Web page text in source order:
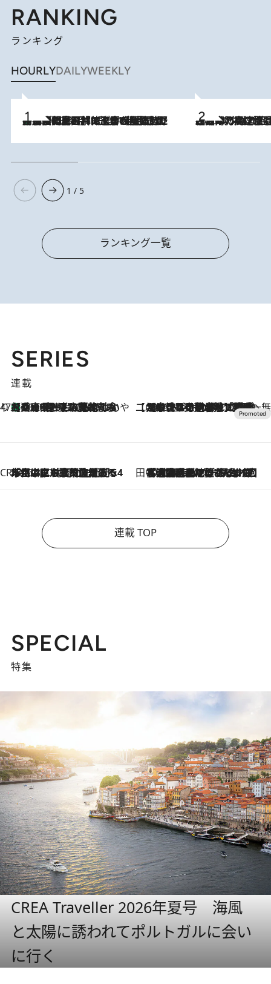
RANKING
ランキング
HOURLYDAILYWEEKLY
2026.8.8
「最後に見られてよかった」上野動物園の東園パンダ舎が解体前に特別公開。8月16日まで延長されたパネル展と共に辿る“半世紀”のパンダ飼育《解体工事の図面あり》 2026.8.7
「湘南乃風に憧れて」観客大盛上がりの“タオル回し”に、ラッパー顔負けの高速歌唱まで…さだまさし（74）のアグレッシブすぎる現在地
1 / 5
ランキング一覧
SERIES
連載
47都道府県の手みやげ ひんやりスイーツで夏を満喫
2026.8.8
【兵庫県】この夏絶対食べたい 冷やしておいしいおやつ3選 淡路島の恵みをジェラートに集約 【CREA×星野リゾート】唯一無二。癒しと発見が待つ場所へ
2026.8.7
【トンボの足水浴】ヒノキの香りに包まれて涼感マックス！約13℃の湧水かけ流しを避暑地「星野温泉 トンボの湯」で体験
CREA'S CHOICE
2026.8.7
「立川にも歌舞伎があるんだよ」 片岡仁左衛門・市川中車ら豪華座組みで4年目の立川立飛歌舞伎へ 田中稲の勝手に再ブーム
2026.8.7
「湘南乃風に憧れて」観客大盛上がりの“タオル回し”に、ラッパー顔負けの高速歌唱まで…さだまさし（74）のアグレッシブすぎる現在地
連載 TOP
SPECIAL
特集
CREA Traveller 2026年夏号 海風
と太陽に誘われてポルトガルに会い
に行く